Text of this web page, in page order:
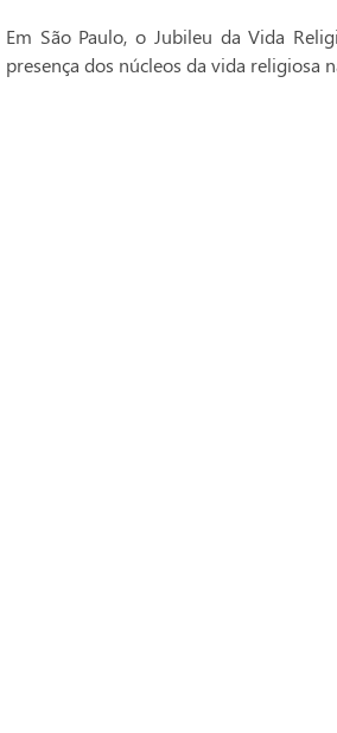
Em São Paulo, o Jubileu da Vida
presença dos núcleos da vida religiosa